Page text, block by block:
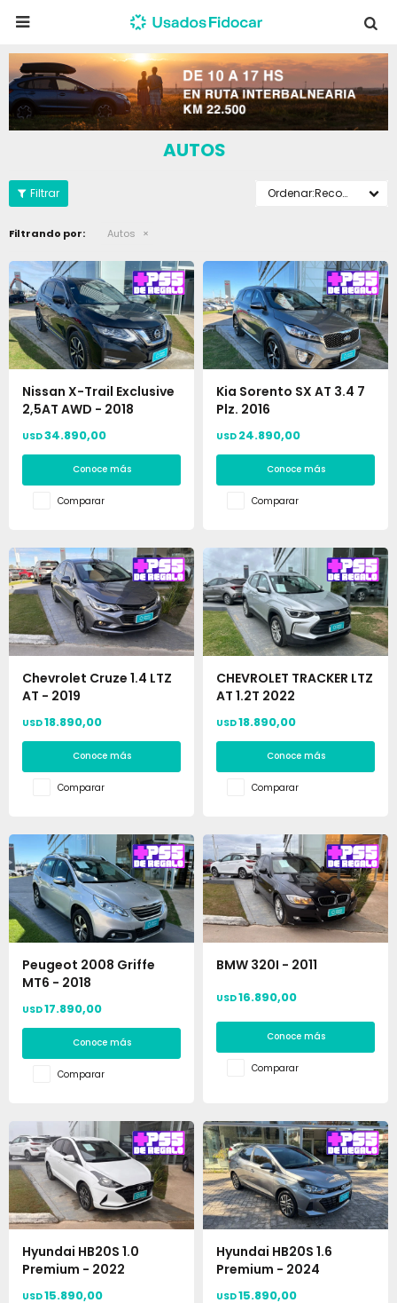

AUTOS
Recomendados
Filtrando por: Autos
Nissan X-Trail Exclusive
2,5AT AWD - 2018
USD34.890,00
Conoce más
Comparar
Kia Sorento SX AT 3.4 7
Plz. 2016
USD 24.890,00
Conoce más
Comparar
Chevrolet Cruze 1.4 LTZ
AT - 2019
USD18.890,00
Conoce más
Comparar
CHEVROLET TRACKER LTZ
AT 1.2T 2022
USD18.890,00
Conoce más
Comparar
Peugeot 2008 Griffe
MT6 - 2018
USD17.890,00
Conoce más
Comparar
BMW 320I - 2011
USD16.890,00
Conoce más
Comparar
Hyundai HB20S 1.0
Premium - 2022
USD15.890,00
Hyundai HB20S 1.6
Premium - 2024
USD15.890,00